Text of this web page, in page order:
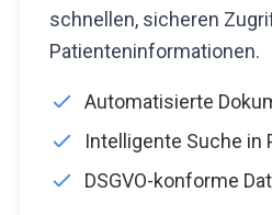
schnellen, sicheren
Patienteninformationen.
Automatisierte
Intelligente Suche in
DSGVO-konforme